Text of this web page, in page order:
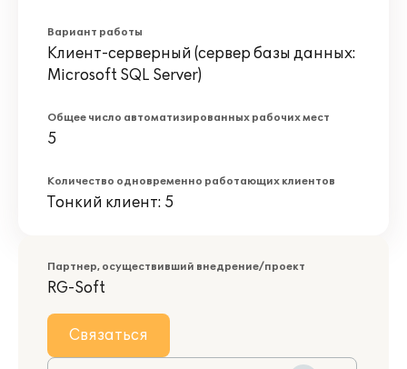
Вариант работы
Клиент-серверный (сервер базы данных:
Microsoft SQL Server)
Общее число автоматизированных рабочих мест
5
Количество одновременно работающих клиентов
Тонкий клиент: 5
Партнер, осуществивший внедрение/проект
RG-Soft
Связаться